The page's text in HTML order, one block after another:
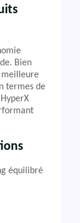
Bien
meilleure
termes de
équilibré